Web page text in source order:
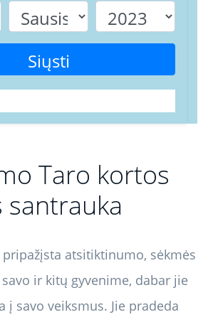
Siųsti
Taro kortos
santrauka
pripažįsta atsitiktinumo, sėkmės
ir kitų gyvenime, dabar jie
į savo veiksmus. Jie pradeda